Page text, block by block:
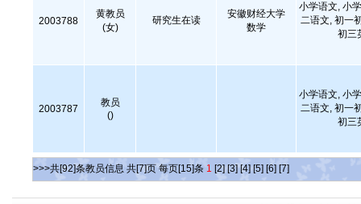
2003788
黄教员
(女)
研究生在读
安徽财经大学
数学
小学语文, 小
二语文, 初一
初三
2003787
教员
()
小学语文, 小
二语文, 初一
初三
>>>共[92]条教员信息 共[7]页 每页[15]条 1 [2] [3] [4] [5] [6] [7]